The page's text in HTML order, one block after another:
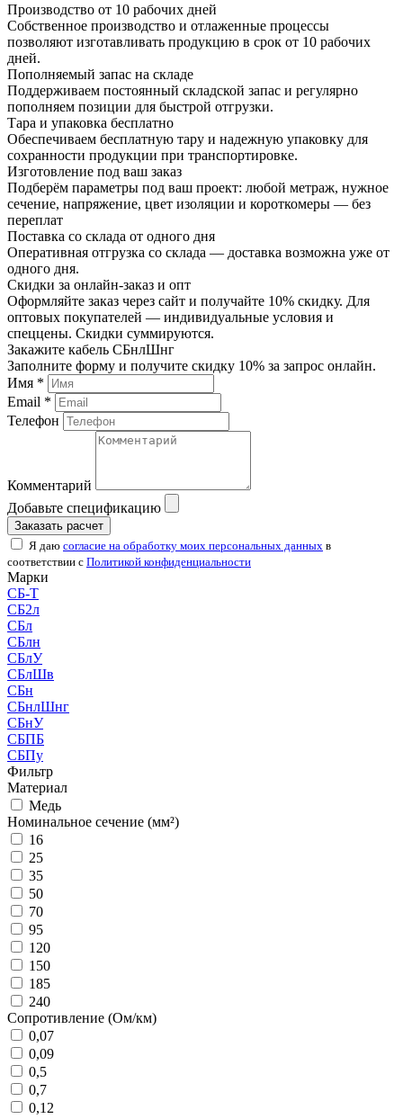
Производство от 10 рабочих дней
Собственное производство и отлаженные процессы
позволяют изготавливать продукцию в срок от 10 рабочих
дней.
Пополняемый запас на складе
Поддерживаем постоянный складской запас и регулярно
пополняем позиции для быстрой отгрузки.
Тара и упаковка бесплатно
Обеспечиваем бесплатную тару и надежную упаковку для
сохранности продукции при транспортировке.
Изготовление под ваш заказ
Подберём параметры под ваш проект: любой метраж, нужное
сечение, напряжение, цвет изоляции и короткомеры — без
переплат
Поставка со склада от одного дня
Оперативная отгрузка со склада — доставка возможна уже от
одного дня.
Скидки за онлайн-заказ и опт
Оформляйте заказ через сайт и получайте 10% скидку. Для
оптовых покупателей — индивидуальные условия и
спеццены. Скидки суммируются.
Закажите кабель СБнлШнг
Заполните форму и получите скидку 10% за запрос онлайн.
Имя *
Email *
Телефон
Комментарий
Добавьте спецификацию
Заказать расчет
Я даю согласие на обработку моих персональных данных в
соответствии с Политикой конфиденциальности
Марки
СБ-Т
СБ2л
СБл
СБлн
СБлУ
СБлШв
СБн
СБнлШнг
СБнУ
СБПБ
СБПу
Фильтр
Материал
Медь
Номинальное сечение (мм²)
16
25
35
50
70
95
120
150
185
240
Сопротивление (Ом/км)
0,07
0,09
0,5
0,7
0,12